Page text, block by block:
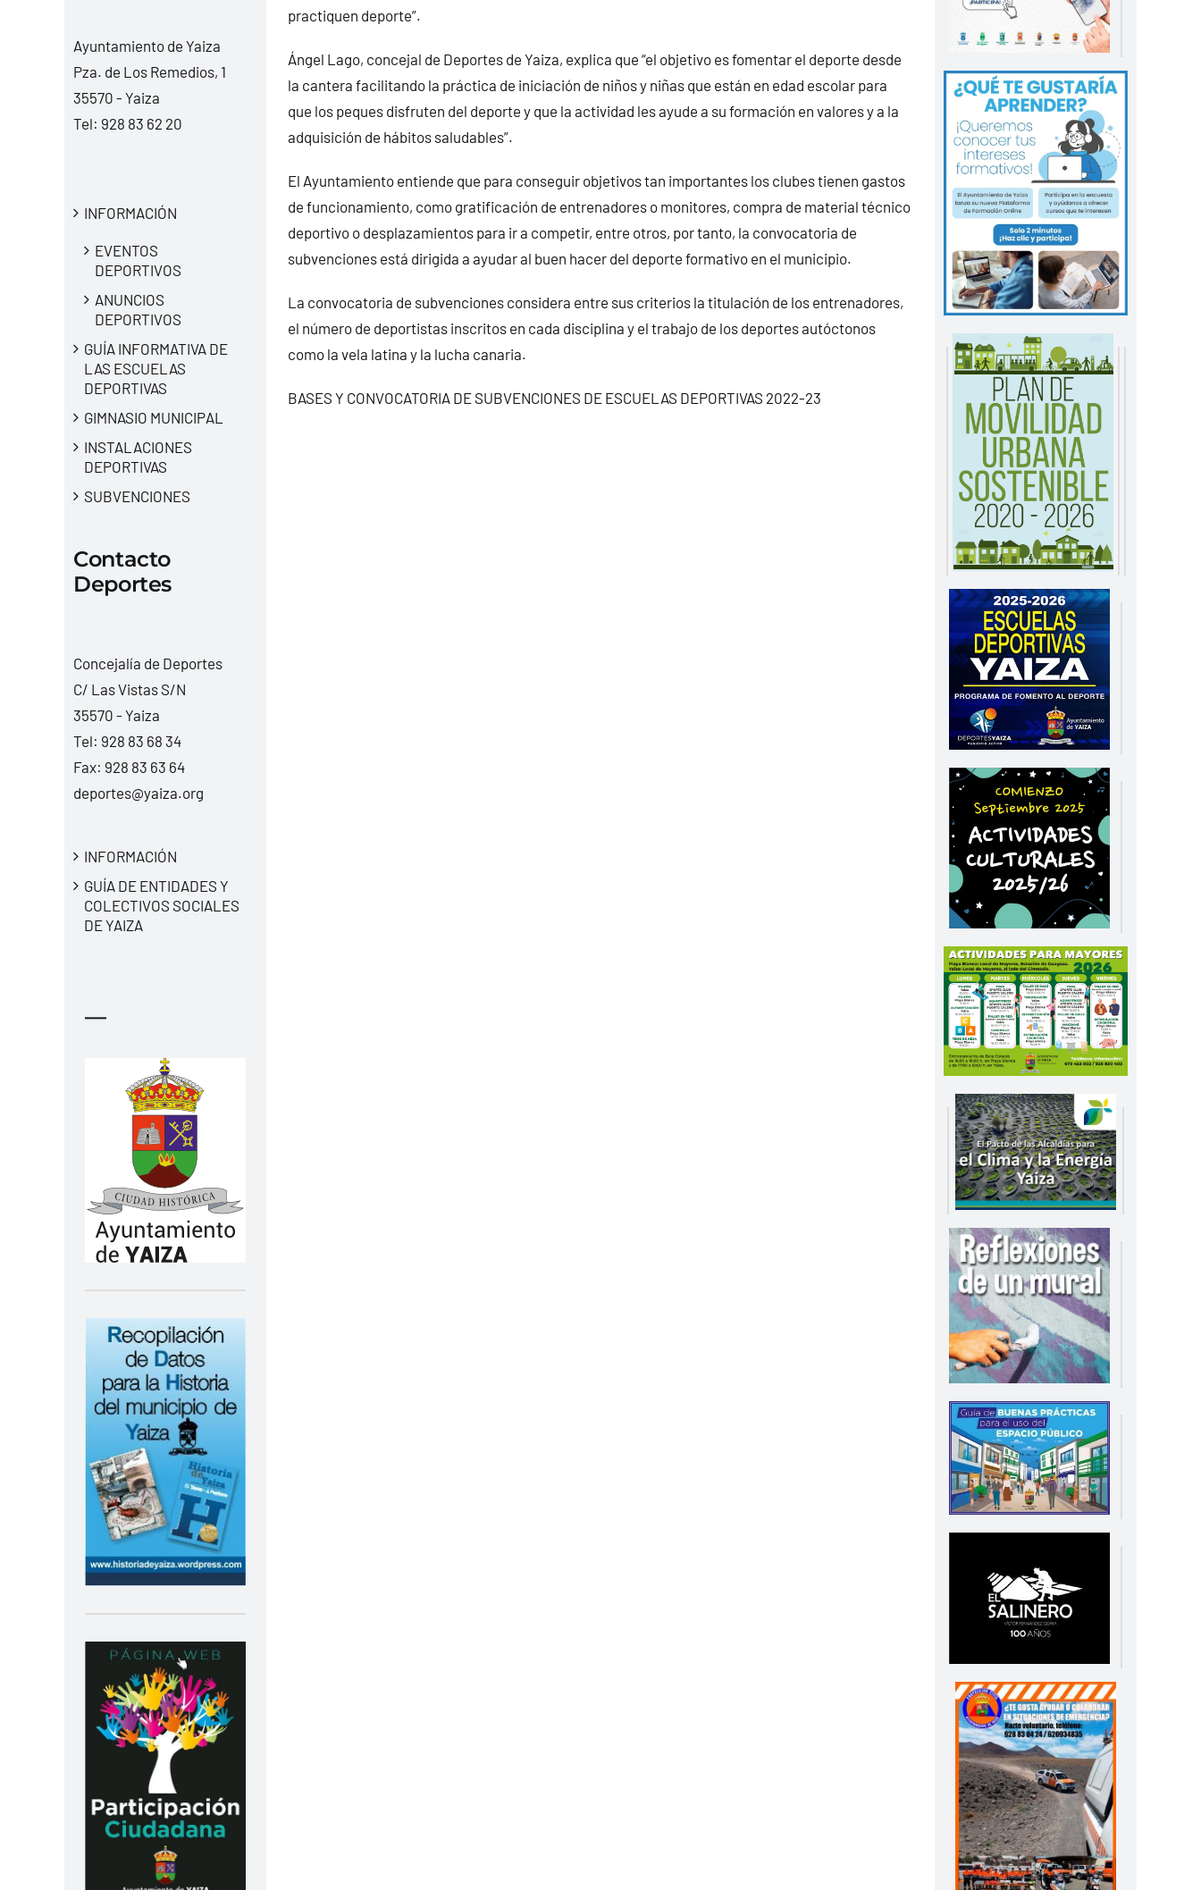
Ayuntamiento de Yaiza
Pza. de Los Remedios, 1
35570 - Yaiza
Tel: 928 83 62 20
INFORMACIÓN
EVENTOS
DEPORTIVOS
ANUNCIOS
DEPORTIVOS
GUÍA INFORMATIVA DE
LAS ESCUELAS
DEPORTIVAS
GIMNASIO MUNICIPAL
INSTALACIONES
DEPORTIVAS
SUBVENCIONES
Contacto
Deportes
Concejalía de Deportes
C/ Las Vistas S/N
35570 - Yaiza
Tel: 928 83 68 34
Fax: 928 83 63 64
deportes@yaiza.org
INFORMACIÓN
GUÍA DE ENTIDADES Y
COLECTIVOS SOCIALES
DE YAIZA
—
practiquen deporte”.
Ángel Lago, concejal de Deportes de Yaiza, explica que “el objetivo es fomentar el deporte desde
la cantera facilitando la práctica de iniciación de niños y niñas que están en edad escolar para
que los peques disfruten del deporte y que la actividad les ayude a su formación en valores y a la
adquisición de hábitos saludables”.
El Ayuntamiento entiende que para conseguir objetivos tan importantes los clubes tienen gastos
de funcionamiento, como gratificación de entrenadores o monitores, compra de material técnico
deportivo o desplazamientos para ir a competir, entre otros, por tanto, la convocatoria de
subvenciones está dirigida a ayudar al buen hacer del deporte formativo en el municipio.
La convocatoria de subvenciones considera entre sus criterios la titulación de los entrenadores,
el número de deportistas inscritos en cada disciplina y el trabajo de los deportes autóctonos
como la vela latina y la lucha canaria.
BASES Y CONVOCATORIA DE SUBVENCIONES DE ESCUELAS DEPORTIVAS 2022-23